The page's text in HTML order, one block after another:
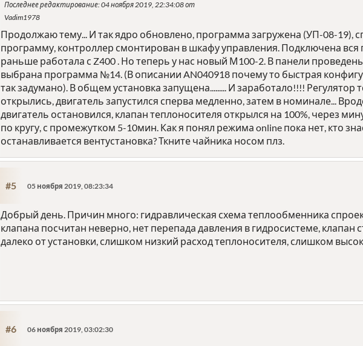
Последнее редактирование: 04 ноября 2019, 22:34:08 от
Vadim1978
Продолжаю тему... И так ядро обновлено, программа загружена (УП-08-19),
программу, контроллер смонтирован в шкафу управления. Подключена
раньше работала с Z400 . Но теперь у нас новый М100-2. В панели
выбрана программа №14. (В описании AN040918 почему то быстрая
так задумано). В общем установка запущена......... И заработало!!!!
открылись, двигатель запустился сперва медленно, затем в номинале...
двигатель остановился, клапан теплоносителя открылся на 100%, через
по кругу, с промежутком 5-10мин. Как я понял режима online пока нет, кто
останавливается вентустановка? Ткните чайника носом плз.
#5 05 ноября 2019, 08:23:34
Добрый день. Причин много: гидравлическая схема теплообменника
клапана посчитан неверно, нет перепада давления в гидросистеме, клапан
далеко от установки, слишком низкий расход теплоносителя, слишком
#6 06 ноября 2019, 03:02:30